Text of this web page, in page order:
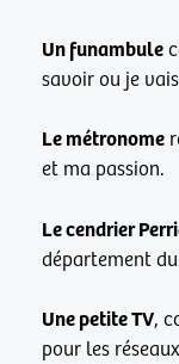
Un funambule
savoir ou je
Le métronome
et ma passion.
Le cendrier
département
Une petite TV,
pour les